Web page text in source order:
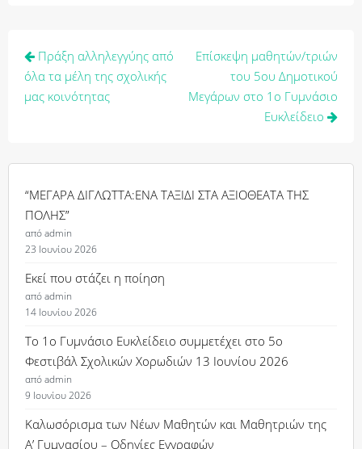
Πλοήγηση
άρθρων
Πράξη αλληλεγγύης από
όλα τα μέλη της σχολικής
μας κοινότητας
Επίσκεψη μαθητών/τριών
του 5ου Δημοτικού
Μεγάρων στο 1ο Γυμνάσιο
Ευκλείδειο
“ΜΕΓΑΡΑ ΔΙΓΛΩΤΤΑ:ΕΝΑ ΤΑΞΙΔΙ ΣΤΑ ΑΞΙΟΘΕΑΤΑ ΤΗΣ
ΠΟΛΗΣ”
από admin
23 Ιουνίου 2026
Εκεί που στάζει η ποίηση
από admin
14 Ιουνίου 2026
Το 1ο Γυμνάσιο Ευκλείδειο συμμετέχει στο 5ο
Φεστιβάλ Σχολικών Χορωδιών 13 Ιουνίου 2026
από admin
9 Ιουνίου 2026
Καλωσόρισμα των Νέων Μαθητών και Μαθητριών της
Α’ Γυμνασίου – Οδηγίες Εγγραφών